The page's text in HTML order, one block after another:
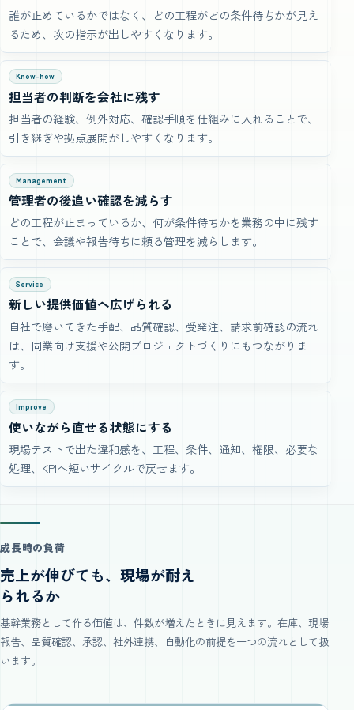
誰が止めているかではなく、どの工程がどの条件待ちかが見え
るため、次の指示が出しやすくなります。
Know-how
担当者の判断を会社に残す
担当者の経験、例外対応、確認手順を仕組みに入れることで、
引き継ぎや拠点展開がしやすくなります。
Management
管理者の後追い確認を減らす
どの工程が止まっているか、何が条件待ちかを業務の中に残す
ことで、会議や報告待ちに頼る管理を減らします。
Service
新しい提供価値へ広げられる
自社で磨いてきた手配、品質確認、受発注、請求前確認の流れ
は、同業向け支援や公開プロジェクトづくりにもつながりま
す。
Improve
使いながら直せる状態にする
現場テストで出た違和感を、工程、条件、通知、権限、必要な
処理、KPIへ短いサイクルで戻せます。
成長時の負荷
売上が伸びても、現場が耐え
られるか
基幹業務として作る価値は、件数が増えたときに見えます。在庫、現場
報告、品質確認、承認、社外連携、自動化の前提を一つの流れとして扱
います。